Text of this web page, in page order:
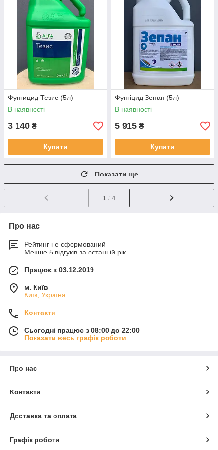
Фунгицид Тезис (5л)
В наявності
3 140 ₴
Купити
Фунгіцид Зепан (5л)
В наявності
5 915 ₴
Купити
Показати ще
1 / 4
Про нас
Рейтинг не сформований
Менше 5 відгуків за останній рік
Працює з 03.12.2019
м. Київ
Київ, Україна
Контакти
Сьогодні працює з 08:00 до 22:00
Показати весь графік роботи
Про нас
Контакти
Доставка та оплата
Графік роботи